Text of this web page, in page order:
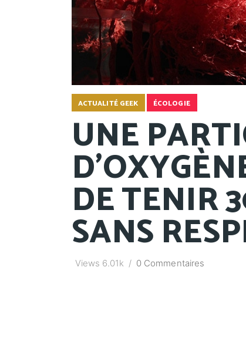
ACTUALITÉ GEEK ÉCOLOGIE
UNE
DE TENIR
SANS
Views 6.01k 0 Commentaires